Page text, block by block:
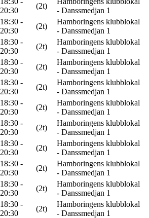
20:30
(2t)
- Danssmedjan 1
18:30 -
20:30
(2t)
Hamboringens klubblokal
- Danssmedjan 1
18:30 -
20:30
(2t)
Hamboringens klubblokal
- Danssmedjan 1
18:30 -
20:30
(2t)
Hamboringens klubblokal
- Danssmedjan 1
18:30 -
20:30
(2t)
Hamboringens klubblokal
- Danssmedjan 1
18:30 -
20:30
(2t)
Hamboringens klubblokal
- Danssmedjan 1
18:30 -
20:30
(2t)
Hamboringens klubblokal
- Danssmedjan 1
18:30 -
20:30
(2t)
Hamboringens klubblokal
- Danssmedjan 1
18:30 -
20:30
(2t)
Hamboringens klubblokal
- Danssmedjan 1
18:30 -
20:30
(2t)
Hamboringens klubblokal
- Danssmedjan 1
18:30 -
20:30
(2t)
Hamboringens klubblokal
- Danssmedjan 1